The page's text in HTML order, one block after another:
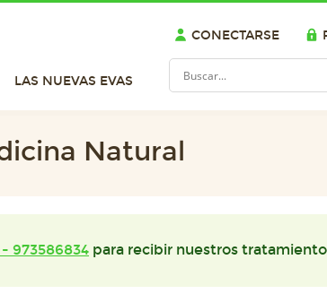
CONECTARSE
LAS NUEVAS EVAS
Natural
- 973586834 para recibir nuestros